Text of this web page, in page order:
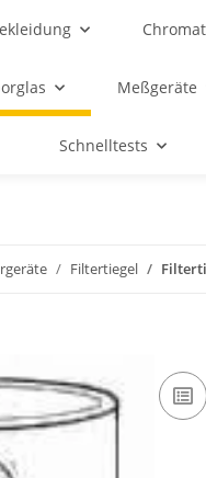
Meßgeräte
Schnelltests
Filtertiegel